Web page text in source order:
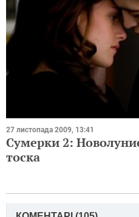
27 листопада 2009, 13:41
Сумерки 2:
тоска